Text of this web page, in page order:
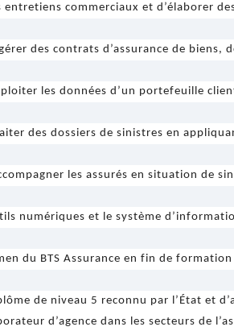
entretiens commerciaux et d’élaborer
des contrats d’assurance de biens,
les données d’un portefeuille
des dossiers de sinistres en
les assurés en situation de
numériques et le système
du BTS Assurance en fin de formation
de niveau 5 reconnu par l’État et
d’agence dans les secteurs de